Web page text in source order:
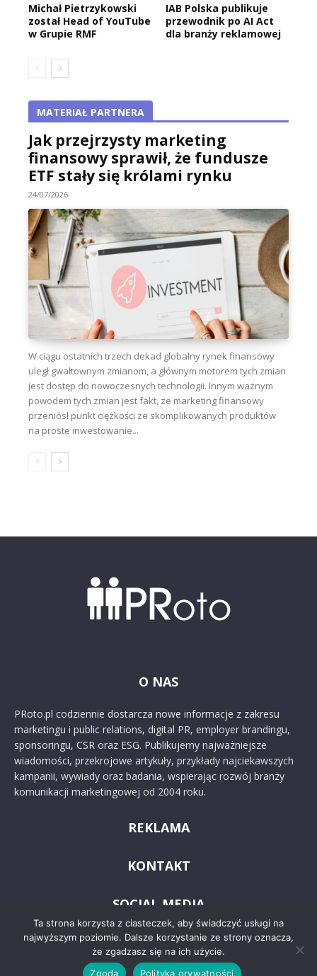
Michał Pietrzykowski
został Head of YouTube
w Grupie RMF
IAB Polska publikuje
przewodnik po AI Act
dla branży reklamowej
MATERIAŁ PARTNERA
Jak przejrzysty marketing
finansowy sprawił, że fundusze
ETF stały się królami rynku
24/07/2026
W ciągu ostatnich trzech dekad globalny rynek finansowy
uległ gwałtownym zmianom, a głównym motorem tych zmian
jest dostęp do nowoczesnych technologii. Innym ważnym
powodem tych zmian jest fakt, że marketing finansowy
przeniósł punkt ciężkości ze skomplikowanych produktów
na proste inwestowanie...
O NAS
PRoto.pl codziennie dostarcza nowe informacje z zakresu
marketingu i public relations, digital PR, employer brandingu,
sponsoringu, CSR oraz ESG. Publikujemy najważniejsze
wiadomości, przekrojowe artykuły, przykłady najciekawszych
kampanii, wywiady oraz badania, wspierając rozwój branży
komunikacji marketingowej od 2004 roku.
REKLAMA
KONTAKT
SOCIAL MEDIA
Ta strona korzysta z ciasteczek, aby świadczyć usługi na
najwyższym poziomie. Dalsze korzystanie ze strony oznacza,
że zgadzasz się na ich użycie.
Zgoda
Polityka prywatności